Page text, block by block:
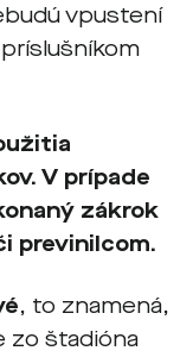
vpustení
V prípade
zákrok
previnilcom.
, to znamená,
zo štadióna